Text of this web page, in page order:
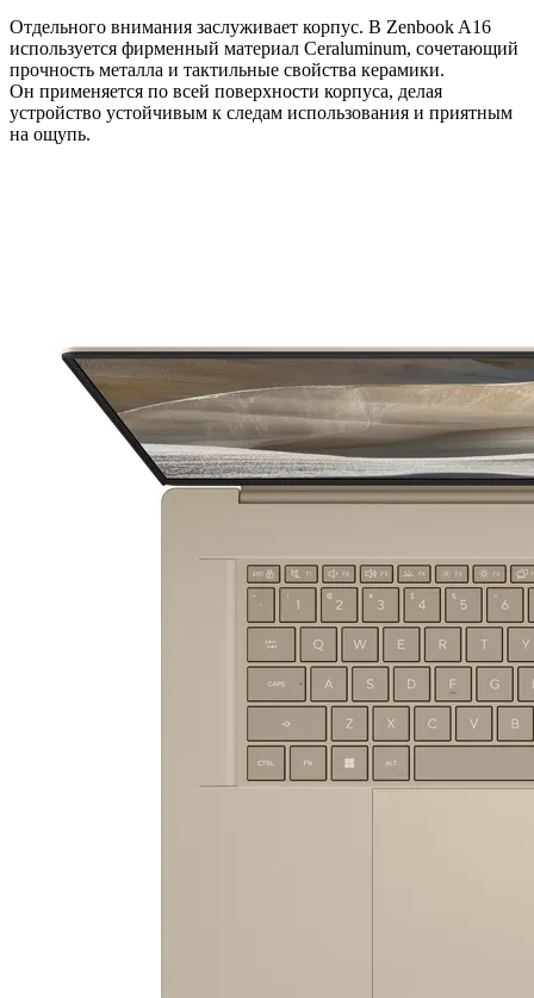
Отдельного внимания заслуживает корпус. В Zenbook A16
используется фирменный материал Ceraluminum, сочетающий
прочность металла и тактильные свойства керамики.
Он применяется по всей поверхности корпуса, делая
устройство устойчивым к следам использования и приятным
на ощупь.